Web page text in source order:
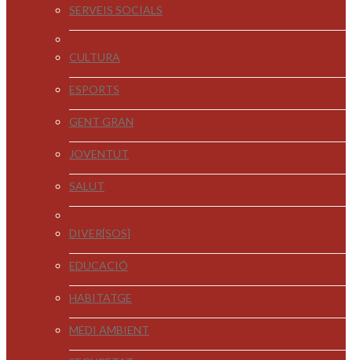
SERVEIS SOCIALS
CULTURA
ESPORTS
GENT GRAN
JOVENTUT
SALUT
DIVER[SOS]
EDUCACIÓ
HABITATGE
MEDI AMBIENT